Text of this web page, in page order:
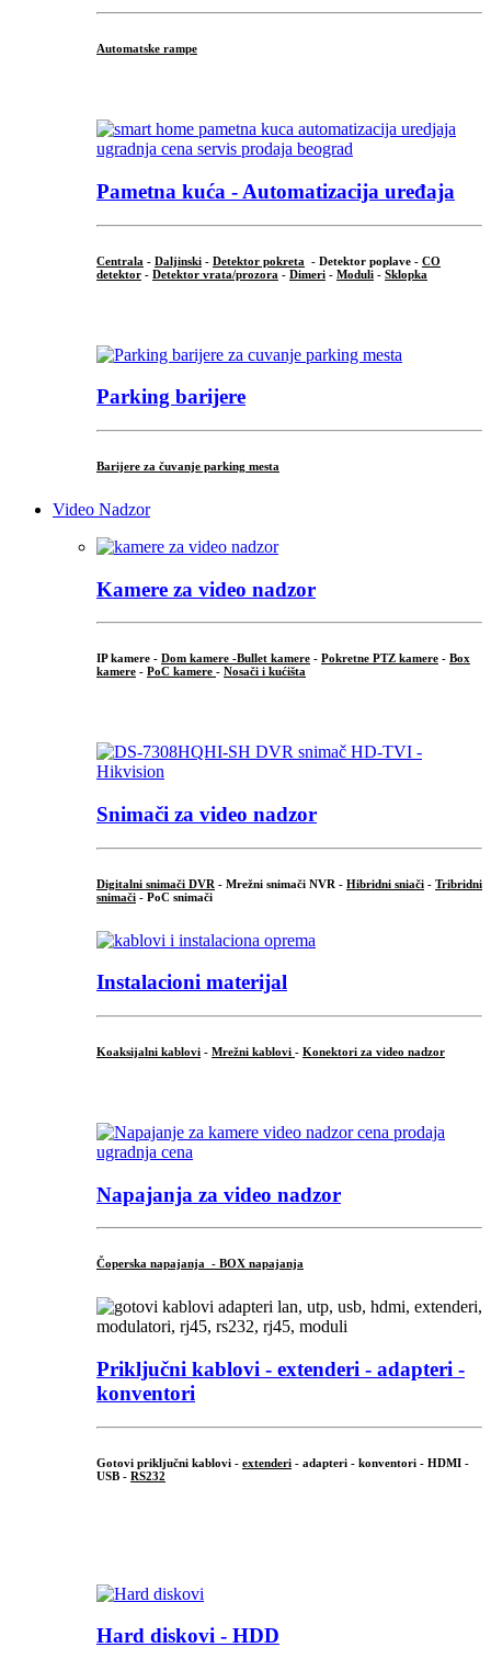
Automatske rampe
Pametna kuća - Automatizacija uređaja
Centrala - Daljinski - Detektor pokreta - Detektor poplave - CO
detektor - Detektor vrata/prozora - Dimeri - Moduli - Sklopka
Parking barijere
Barijere za čuvanje parking mesta
Video Nadzor
Kamere za video nadzor
IP kamere - Dom kamere -Bullet kamere - Pokretne PTZ kamere - Box
kamere - PoC kamere - Nosači i kućišta
Snimači za video nadzor
Digitalni snimači DVR - Mrežni snimači NVR - Hibridni sniači - Tribridni
snimači - PoC snimači
Instalacioni materijal
Koaksijalni kablovi - Mrežni kablovi - Konektori za video nadzor
Napajanja za video nadzor
Čoperska napajanja - BOX napajanja
Priključni kablovi - extenderi - adapteri -
konventori
Gotovi priključni kablovi - extenderi - adapteri - konventori - HDMI -
USB - RS232
Hard diskovi - HDD